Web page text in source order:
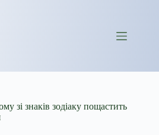
зі знаків зодіаку пощастить